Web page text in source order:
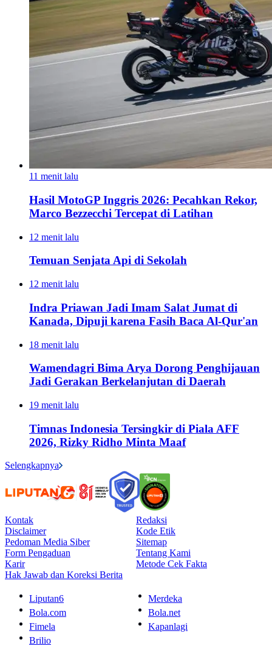
11 menit lalu
Hasil MotoGP Inggris 2026: Pecahkan Rekor,
Marco Bezzecchi Tercepat di Latihan
12 menit lalu
Temuan Senjata Api di Sekolah
12 menit lalu
Indra Priawan Jadi Imam Salat Jumat di
Kanada, Dipuji karena Fasih Baca Al-Qur'an
18 menit lalu
Wamendagri Bima Arya Dorong Penghijauan
Jadi Gerakan Berkelanjutan di Daerah
19 menit lalu
Timnas Indonesia Tersingkir di Piala AFF
2026, Rizky Ridho Minta Maaf
Selengkapnya
Kontak
Redaksi
Disclaimer
Kode Etik
Pedoman Media Siber
Sitemap
Form Pengaduan
Tentang Kami
Karir
Metode Cek Fakta
Hak Jawab dan Koreksi Berita
Liputan6
Merdeka
Bola.com
Bola.net
Fimela
Kapanlagi
Brilio